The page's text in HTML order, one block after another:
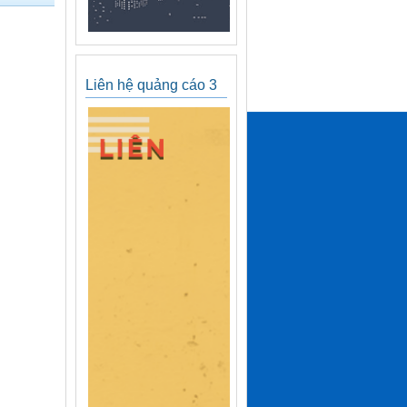
Liên hệ quảng cáo 3